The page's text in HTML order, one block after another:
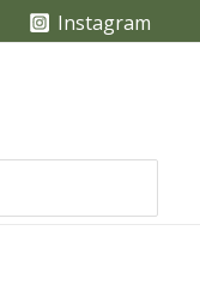
Instagram